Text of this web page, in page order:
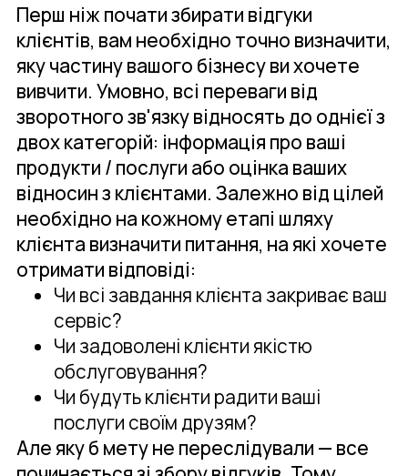
Перш ніж почати збирати відгуки
клієнтів, вам необхідно точно визначити,
яку частину вашого бізнесу ви хочете
вивчити. Умовно, всі переваги від
зворотного зв'язку відносять до однієї з
двох категорій: інформація про ваші
продукти / послуги або оцінка ваших
відносин з клієнтами. Залежно від цілей
необхідно на кожному етапі шляху
клієнта визначити питання, на які хочете
отримати відповіді:
Чи всі завдання клієнта закриває ваш
сервіс?
Чи задоволені клієнти якістю
обслуговування?
Чи будуть клієнти радити ваші
послуги своїм друзям?
Але яку б мету не переслідували — все